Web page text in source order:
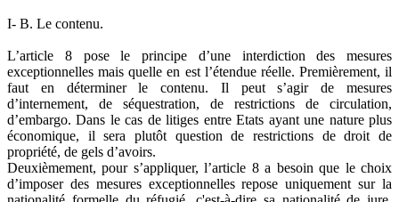
I- B. Le contenu.
L’article 8 pose le principe d’une interdiction des mesures
exceptionnelles mais quelle en est l’étendue réelle. Premièrement, il
faut en déterminer le contenu. Il peut s’agir de mesures
d’internement, de séquestration, de restrictions de circulation,
d’embargo. Dans le cas de litiges entre Etats ayant une nature plus
économique, il sera plutôt question de restrictions de droit de
propriété, de gels d’avoirs.
Deuxièmement, pour s’appliquer, l’article 8 a besoin que le choix
d’imposer des mesures exceptionnelles repose uniquement sur la